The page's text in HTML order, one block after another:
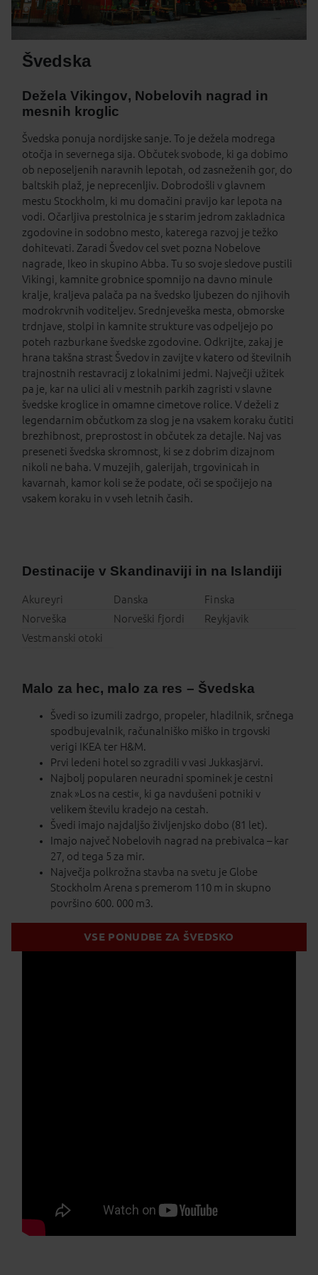
Švedska
Dežela Vikingov, Nobelovih nagrad in
mesnih kroglic
Švedska ponuja nordijske sanje. To je dežela modrega
otočja in severnega sija. Občutek svobode, ki ga dobimo
ob neposeljenih naravnih lepotah, od zasneženih gor, do
baltskih plaž, je neprecenljiv. Dobrodošli v glavnem
mestu Stockholm, ki mu domačini pravijo kar lepota na
vodi. Očarljiva prestolnica je s starim jedrom zakladnica
zgodovine in sodobno mesto, katerega razvoj je težko
dohitevati. Zaradi Švedov cel svet pozna Nobelove
nagrade, Ikeo in skupino Abba. Tu so svoje sledove pustili
Vikingi, kamnite grobnice spomnijo na davno minule
kralje, kraljeva palača pa na švedsko ljubezen do njihovih
modrokrvnih voditeljev. Srednjeveška mesta, obmorske
trdnjave, stolpi in kamnite strukture vas odpeljejo po
poteh razburkane švedske zgodovine. Odkrijte, zakaj je
hrana takšna strast Švedov in zavijte v katero od številnih
trajnostnih restavracij z lokalnimi jedmi. Največji užitek
pa je, kar na ulici ali v mestnih parkih zagristi v slavne
švedske kroglice in omamne cimetove rolice. V deželi z
legendarnim občutkom za slog je na vsakem koraku čutiti
brezhibnost, preprostost in občutek za detajle. Naj vas
preseneti švedska skromnost, ki se z dobrim dizajnom
nikoli ne baha. V muzejih, galerijah, trgovinicah in
kavarnah, kamor koli se že podate, oči se spočijejo na
vsakem koraku in v vseh letnih časih.
Destinacije v Skandinaviji in na Islandiji
Akureyri Danska
Finska
Norveška
Norveški fjordi
Reykjavik
Vestmanski otoki
Malo za hec, malo za res – Švedska
Švedi so izumili zadrgo, propeler, hladilnik, srčnega
spodbujevalnik, računalniško miško in trgovski
verigi IKEA ter H&M.
Prvi ledeni hotel so zgradili v vasi Jukkasjärvi.
Najbolj popularen neuradni spominek je cestni
znak »Los na cesti«, ki ga navdušeni potniki v
velikem številu kradejo na cestah.
Švedi imajo najdaljšo življenjsko dobo (81 let).
Imajo največ Nobelovih nagrad na prebivalca – kar
27, od tega 5 za mir.
Največja polkrožna stavba na svetu je Globe
Stockholm Arena s premerom 110 m in skupno
površino 600. 000 m3.
VSE PONUDBE ZA ŠVEDSKO